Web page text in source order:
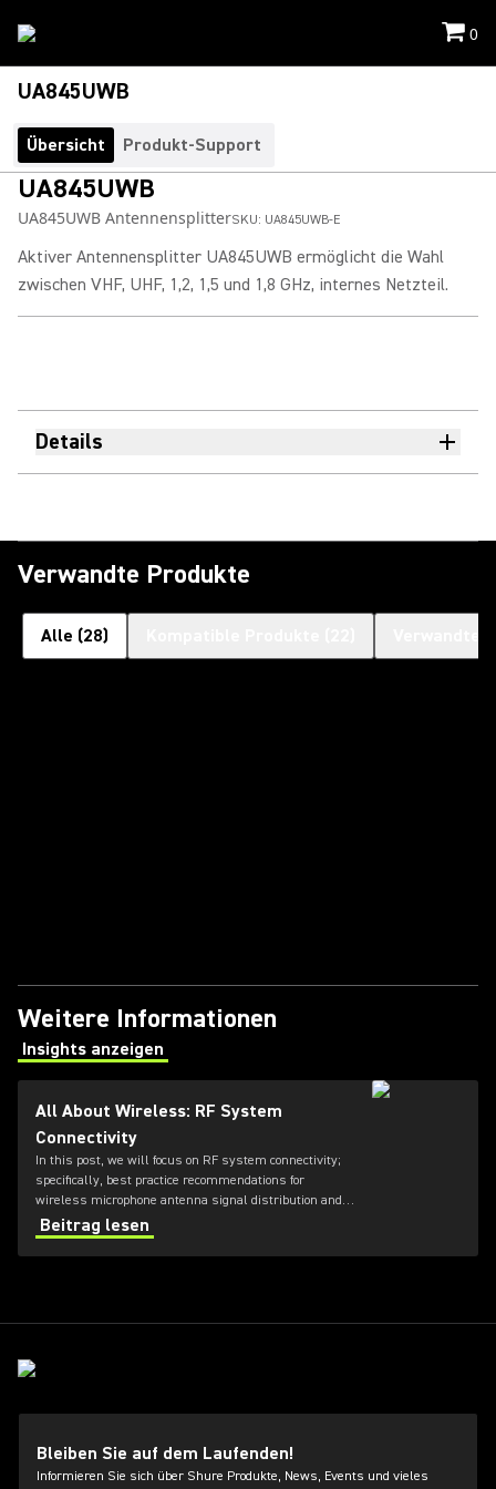
0
UA845UWB
Übersicht Produkt-Support
UA845UWB
UA845UWB AntennensplitterSKU: UA845UWB-E
Aktiver Antennensplitter UA845UWB ermöglicht die Wahl
zwischen VHF, UHF, 1,2, 1,5 und 1,8 GHz, internes Netzteil.
Details
Verwandte Produkte
Alle (28)
Weitere Informationen
Insights anzeigen
(Opens in a new tab)
All About Wireless: RF System
Connectivity
In this post, we will focus on RF system connectivity;
specifically, best practice recommendations for
wireless microphone antenna signal distribution and
combining, as well as IEM transmitter combining.
Beitrag lesen
Bleiben Sie auf dem Laufenden!
Informieren Sie sich über Shure Produkte, News, Events und vieles